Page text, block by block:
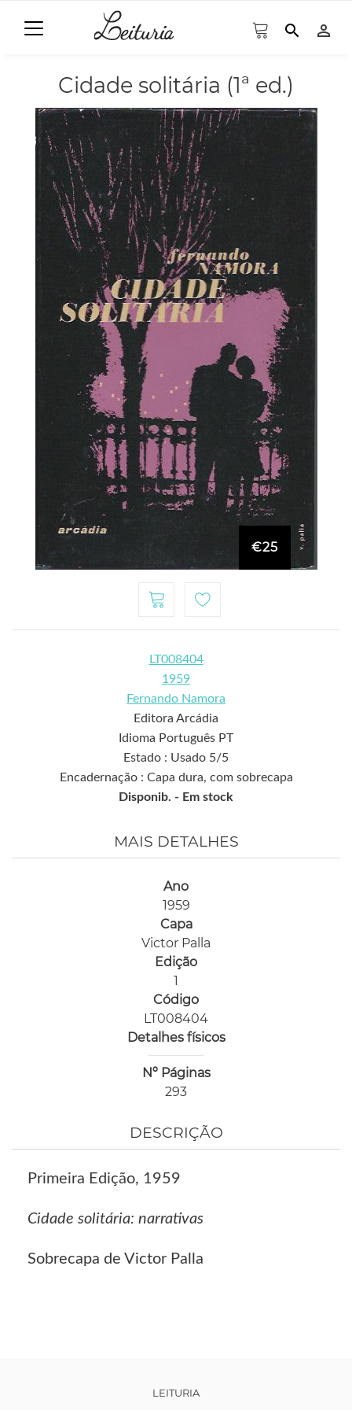
search person_outline
Cidade solitária (1ª ed.)
€25
LT008404
1959
Fernando Namora
Editora Arcádia
Idioma Português PT
Estado : Usado 5/5
Encadernação : Capa dura, com sobrecapa
Disponib. - Em stock
MAIS DETALHES
Ano
1959
Capa
Victor Palla
Edição
1
Código
LT008404
Detalhes físicos
Nº Páginas
293
DESCRIÇÃO
Primeira Edição, 1959
Cidade solitária: narrativas
Sobrecapa de Victor Palla
LEITURIA